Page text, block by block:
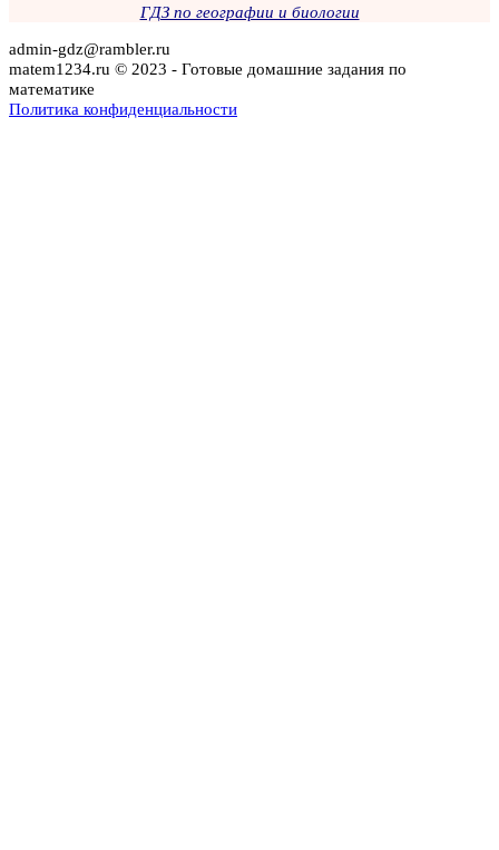
ГДЗ по географии и биологии
admin-gdz@rambler.ru
matem1234.ru © 2023 - Готовые домашние задания по
математике
Политика конфиденциальности